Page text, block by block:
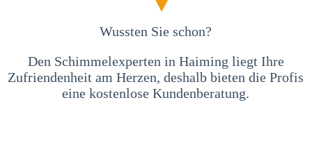
Wussten Sie schon?
Den Schimmelexperten in Haiming liegt Ihre
Zufriendenheit am Herzen, deshalb bieten die Profis
eine kostenlose Kundenberatung.